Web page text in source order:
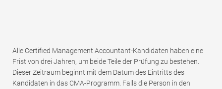
Alle Certified Management Accountant-Kandidaten haben eine
Frist von drei Jahren, um beide Teile der Prüfung zu bestehen.
Dieser Zeitraum beginnt mit dem Datum des Eintritts des
Kandidaten in das CMA-Programm. Falls die Person in den